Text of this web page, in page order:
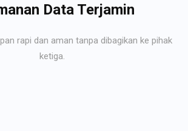
Data Terjamin
rapi dan aman tanpa dibagikan ke pihak
ketiga.